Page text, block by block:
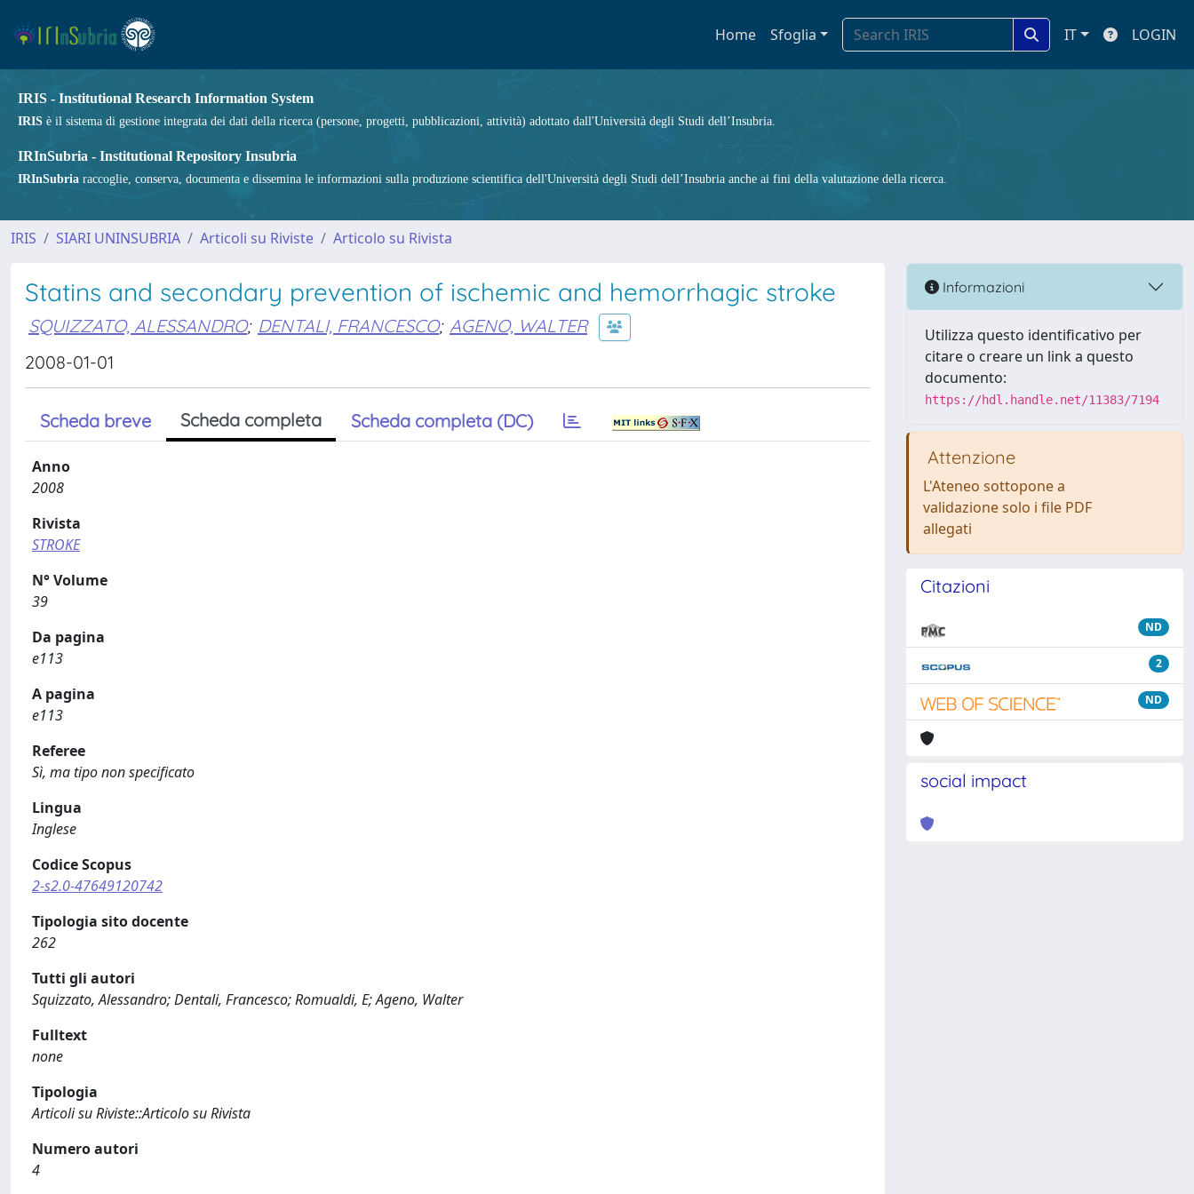
Home Sfoglia IT LOGIN
IRIS - Institutional Research Information System
IRIS è il sistema di gestione integrata dei dati della ricerca (persone, progetti, pubblicazioni, attività) adottato dall'Università degli Studi dell’Insubria.
IRInSubria - Institutional Repository Insubria
IRInSubria raccoglie, conserva, documenta e dissemina le informazioni sulla produzione scientifica dell'Università degli Studi dell’Insubria anche ai fini della valutazione della ricerca.
IRIS SIARI UNINSUBRIA Articoli su Riviste Articolo su Rivista
Statins and secondary prevention of ischemic and hemorrhagic stroke
SQUIZZATO, ALESSANDRO; DENTALI, FRANCESCO; AGENO, WALTER
2008-01-01
Scheda breve Scheda completa Scheda completa (DC)
Anno
2008
Rivista
STROKE
N° Volume
39
Da pagina
e113
A pagina
e113
Referee
Sì, ma tipo non specificato
Lingua
Inglese
Codice Scopus
2-s2.0-47649120742
Tipologia sito docente
262
Tutti gli autori
Squizzato, Alessandro; Dentali, Francesco; Romualdi, E; Ageno, Walter
Fulltext
none
Tipologia
Articoli su Riviste::Articolo su Rivista
Numero autori
4
Informazioni
Utilizza questo identificativo per
citare o creare un link a questo
documento:
https://hdl.handle.net/11383/7194
Attenzione
L'Ateneo sottopone a
validazione solo i file PDF
allegati
Citazioni
ND
2
ND
social impact